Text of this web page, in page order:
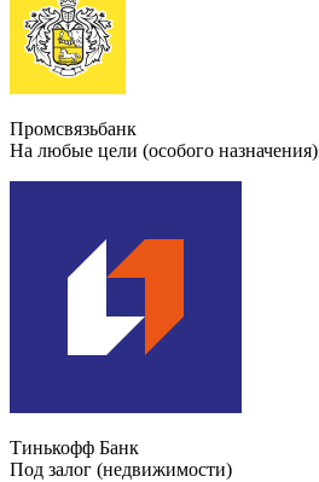
Промсвязьбанк
На любые цели (особого назначения)
Тинькофф Банк
Под залог (недвижимости)